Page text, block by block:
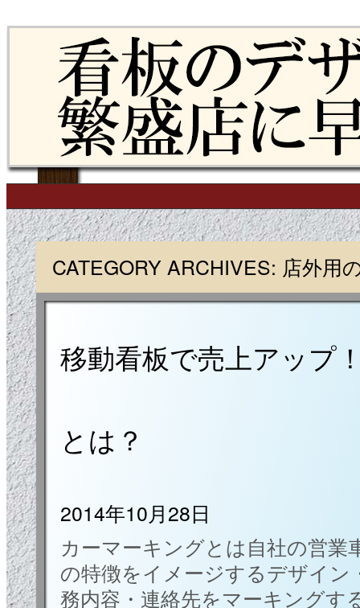
Main menu
CATEGORY ARCHIVES: 店外用
移動看板で売上アップ
とは？
2014年10月28日
カーマーキングとは自社の営業
の特徴をイメージするデザイン
務内容・連絡先をマーキングす